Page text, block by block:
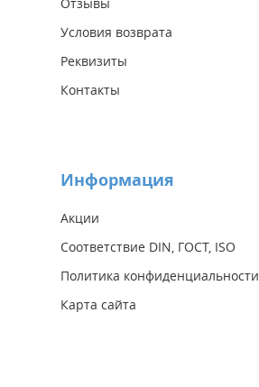
Условия возврата
Реквизиты
Контакты
Информация
Акции
Соответствие DIN, ГОСТ, ISO
Политика конфиденциальности
Карта сайта